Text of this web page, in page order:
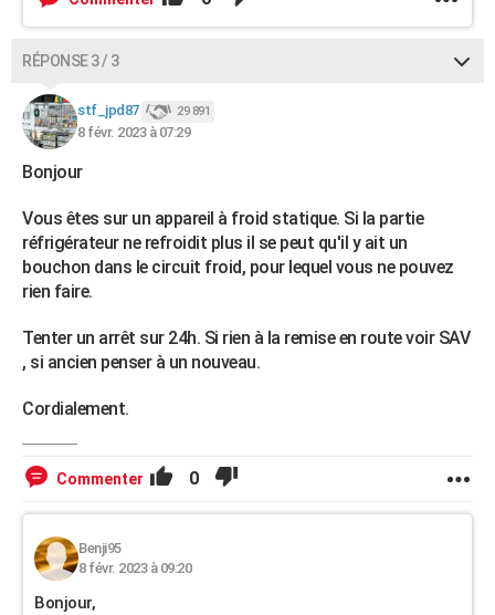
RÉPONSE 3 / 3
stf_jpd87 29 891
8 févr. 2023 à 07:29
Bonjour
Vous êtes sur un appareil à froid statique. Si la partie
réfrigérateur ne refroidit plus il se peut qu'il y ait un
bouchon dans le circuit froid, pour lequel vous ne pouvez
rien faire.
Tenter un arrêt sur 24h. Si rien à la remise en route voir SAV
, si ancien penser à un nouveau.
Cordialement.
Commenter 0
Benji95
8 févr. 2023 à 09:20
Bonjour,